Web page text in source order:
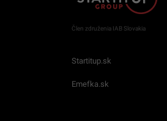
Člen združenia IAB Slovakia
Startitup.sk
Emefka.sk